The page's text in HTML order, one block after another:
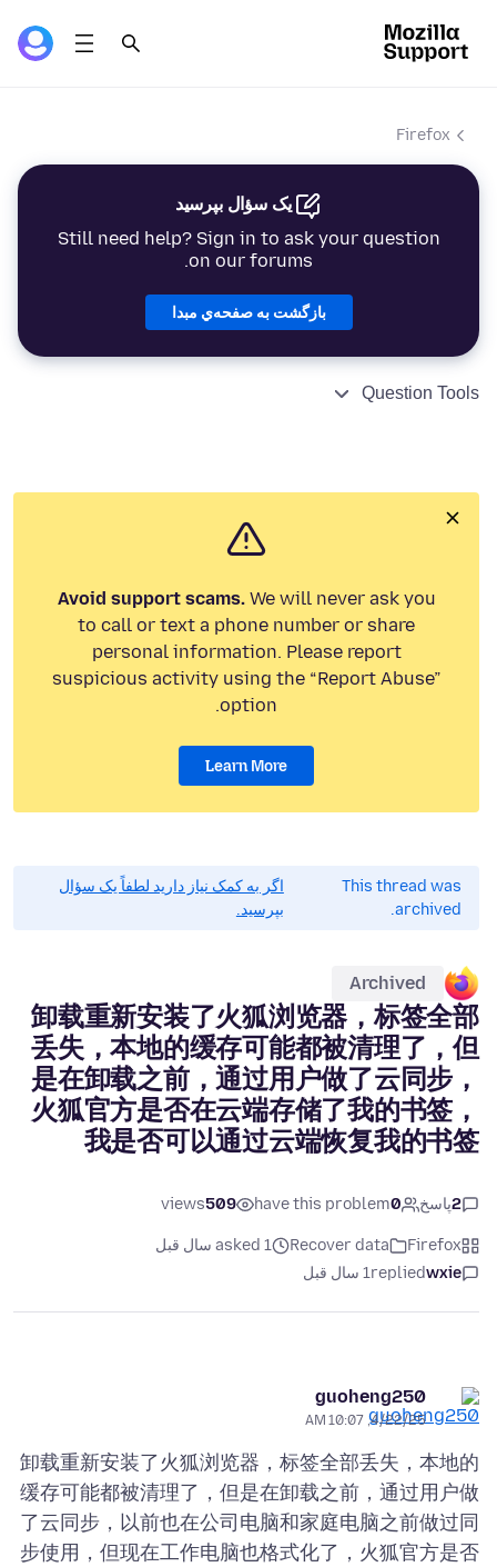
Firefox
یک سؤال بپرسید
Still need help? Sign in to ask your question
on our forums.
بازگشت به صفحه‌ي مبدا
Question Tools
Avoid support scams.We will never ask you
to call or text a phone number or share
personal information. Please report
suspicious activity using the “Report Abuse”
option.
Learn More
This thread was
archived.
اگر به کمک نیاز دارید لطفاً یک سؤال
بپرسید.
Archived
卸载重新安装了火狐浏览器，标签全部
丢失，本地的缓存可能都被清理了，但
是在卸载之前，通过用户做了云同步，
火狐官方是否在云端存储了我的书签，
我是否可以通过云端恢复我的书签
2پاسخ 0
have this problem
509
views
Firefox
Recover data
asked 1 سال قبل
wxie
replied1 سال قبل
guoheng250
4/22/25, 10:07 AM
卸载重新安装了火狐浏览器，标签全部丢失，本地的
缓存可能都被清理了，但是在卸载之前，通过用户做
了云同步，以前也在公司电脑和家庭电脑之前做过同
步使用，但现在工作电脑也格式化了，火狐官方是否